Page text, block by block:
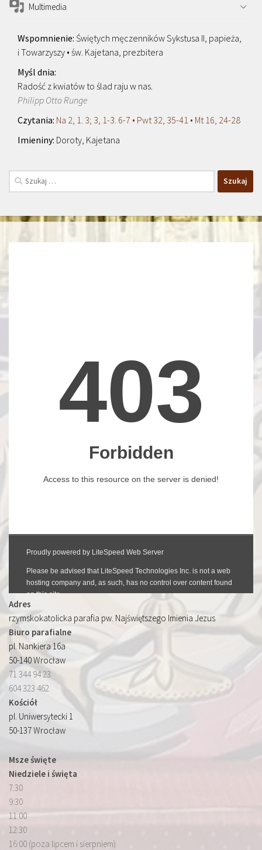
Multimedia
Świętych męczenników Sykstusa II, papieża,
i Towarzyszy • św. Kajetana, prezbitera
Radość z kwiatów to ślad raju w nas.
Philipp Otto Runge
Na 2, 1. 3; 3, 1-3. 6-7 • Pwt 32, 35-41 • Mt 16, 24-28
Doroty, Kajetana
Szukaj:
Adres
rzymskokatolicka parafia pw. Najświętszego Imienia Jezus
Biuro parafialne
pl. Nankiera 16a
50-140 Wrocław
71 344 94 23
604 323 462
Kościół
pl. Uniwersytecki 1
50-137 Wrocław
Msze święte
Niedziele i święta
7:30
9:30
11:00
12:30
16:00 (poza lipcem i sierpniem)